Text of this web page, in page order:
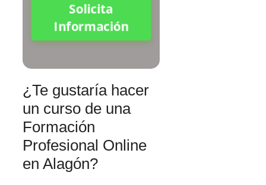
Solicita
Información
¿Te gustaría hacer
un curso de una
Formación
Profesional Online
en Alagón?